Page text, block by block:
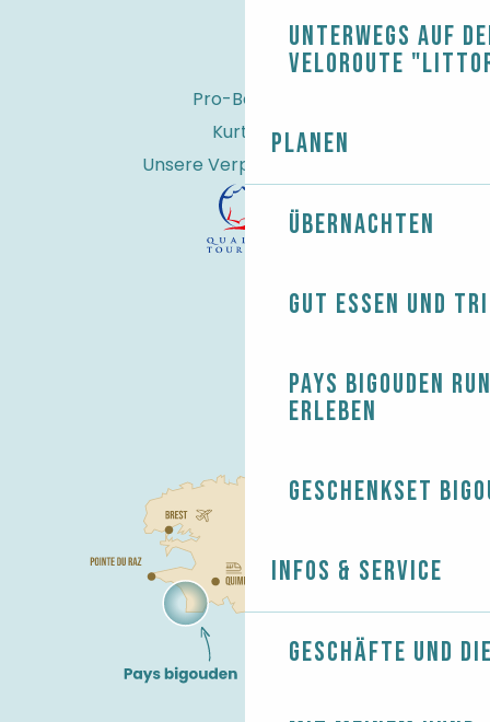
Unterwegs auf
Veloroute
Planen
Übernachten
Gut essen und
Pays Bigouden
erleben
Geschenkset
Infos & Service
Geschäfte und
Pro-Bereich
Kurtaxe
Unsere Verpflichtungen